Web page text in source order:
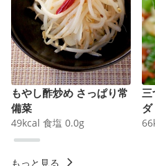
もやし酢炒め さっぱり常
備菜
49kcal 食塩 0.0g
ダ
66
もっと見る